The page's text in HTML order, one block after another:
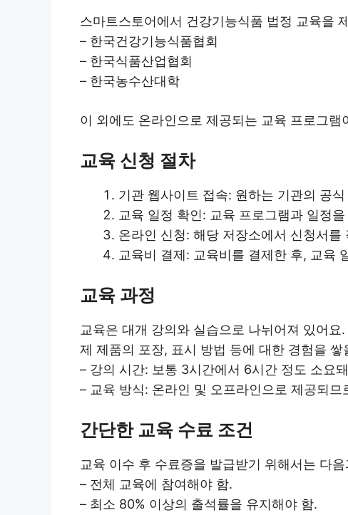
스마트스토어에서 건강기능식품 법정 교육을
– 한국건강기능식품협회
– 한국식품산업협회
– 한국농수산대학
이 외에도 온라인으로 제공되는 교육 프로그
교육 신청 절차
기관 웹사이트 접속: 원하는 기관의 공
교육 일정 확인: 교육 프로그램과 일정
온라인 신청: 해당 저장소에서 신청서를
교육비 결제: 교육비를 결제한 후, 교육
교육 과정
교육은 대개 강의와 실습으로 나뉘어져 있어
제 제품의 포장, 표시 방법 등에 대한 경험을 쌓
– 강의 시간: 보통 3시간에서 6시간 정도 소요
– 교육 방식: 온라인 및 오프라인으로 제공되
간단한 교육 수료 조건
교육 이수 후 수료증을 발급받기 위해서는 다
– 전체 교육에 참여해야 함.
– 최소 80% 이상의 출석률을 유지해야 함.